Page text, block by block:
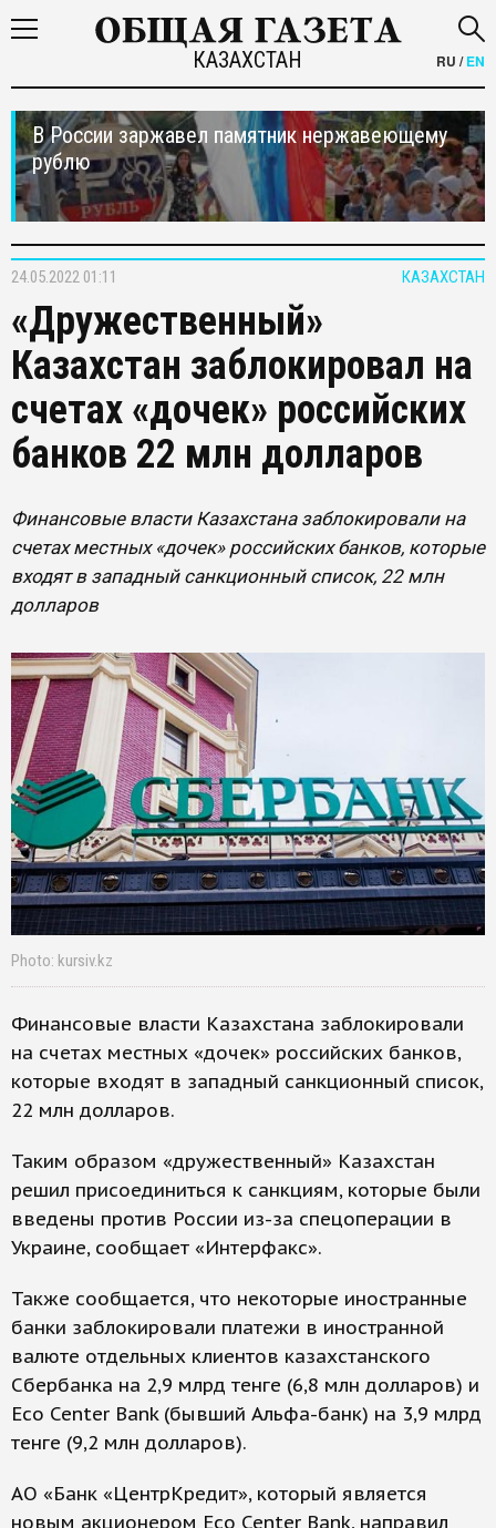
КАЗАХСТАН RU /EN
В России заржавел памятник нержавеющему
рублю
КАЗАХСТАН
24.05.2022 01:11
«Дружественный»
Казахстан заблокировал на
счетах «дочек» российских
банков 22 млн долларов
Финансовые власти Казахстана заблокировали на
счетах местных «дочек» российских банков, которые
входят в западный санкционный список, 22 млн
долларов
Photo: kursiv.kz
Финансовые власти Казахстана заблокировали
на счетах местных «дочек» российских банков,
которые входят в западный санкционный список,
22 млн долларов.
Таким образом «дружественный» Казахстан
решил присоединиться к санкциям, которые были
введены против России из-за спецоперации в
Украине, сообщает «Интерфакс».
Также сообщается, что некоторые иностранные
банки заблокировали платежи в иностранной
валюте отдельных клиентов казахстанского
Сбербанка на 2,9 млрд тенге (6,8 млн долларов) и
Eco Center Bank (бывший Альфа-банк) на 3,9 млрд
тенге (9,2 млн долларов).
АО «Банк «ЦентрКредит», который является
новым акционером Eco Center Bank, направил